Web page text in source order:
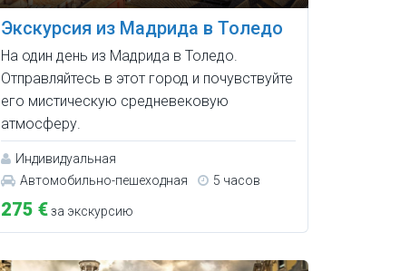
Экскурсия из Мадрида в Толедо
На один день из Мадрида в Толедо.
Отправляйтесь в этот город и почувствуйте
его мистическую средневековую
атмосферу.
Индивидуальная
Автомобильно-пешеходная
5 часов
275 €за экскурсию